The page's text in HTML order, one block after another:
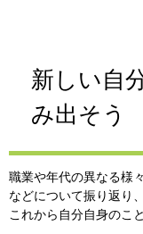
新しい自
み出そう
職業や年代の異なる様
などについて振り返り、
これから自分自身のこ